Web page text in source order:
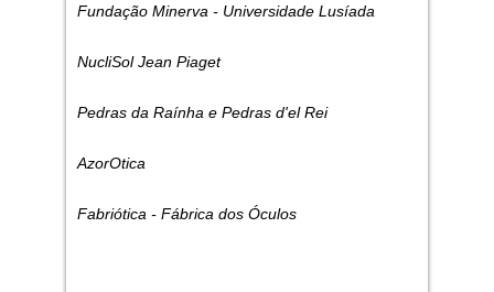
Fundação Minerva - Universidade Lusíada
NucliSol Jean Piaget
Pedras da Raínha e Pedras d'el Rei
AzorOtica
Fabriótica - Fábrica dos Óculos